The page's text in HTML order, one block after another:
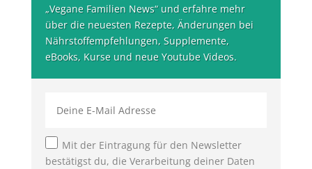
„Vegane Familien News“ und erfahre mehr
über die neuesten Rezepte, Änderungen bei
Nährstoffempfehlungen, Supplemente,
eBooks, Kurse und neue Youtube Videos.
Mit der Eintragung für den Newsletter
bestätigst du, die Verarbeitung deiner Daten